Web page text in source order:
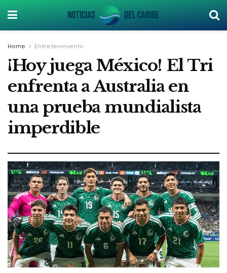
Home Entretenimiento
¡Hoy juega México! El Tri
enfrenta a Australia en
una prueba mundialista
imperdible